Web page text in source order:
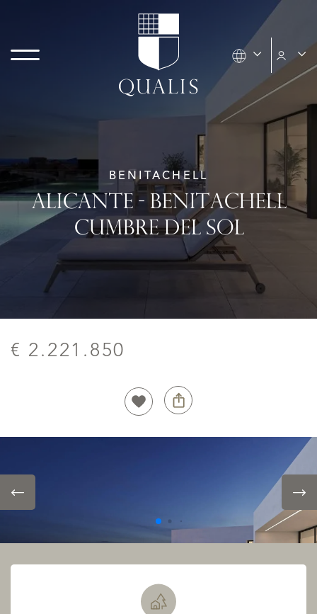
BENITACHELL
ALICANTE - BENITACHELL
CUMBRE DEL SOL
€ 2.221.850